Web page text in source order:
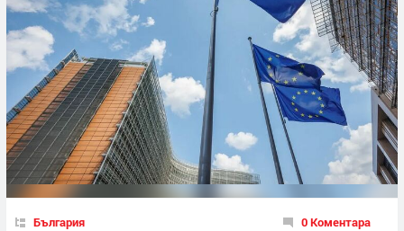
България 0 Коментара